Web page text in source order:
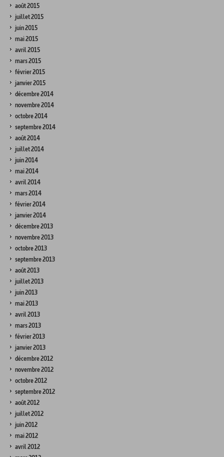
août 2015
juillet 2015
juin 2015
mai 2015
avril 2015
mars 2015
février 2015
janvier 2015
décembre 2014
novembre 2014
octobre 2014
septembre 2014
août 2014
juillet 2014
juin 2014
mai 2014
avril 2014
mars 2014
février 2014
janvier 2014
décembre 2013
novembre 2013
octobre 2013
septembre 2013
août 2013
juillet 2013
juin 2013
mai 2013
avril 2013
mars 2013
février 2013
janvier 2013
décembre 2012
novembre 2012
octobre 2012
septembre 2012
août 2012
juillet 2012
juin 2012
mai 2012
avril 2012